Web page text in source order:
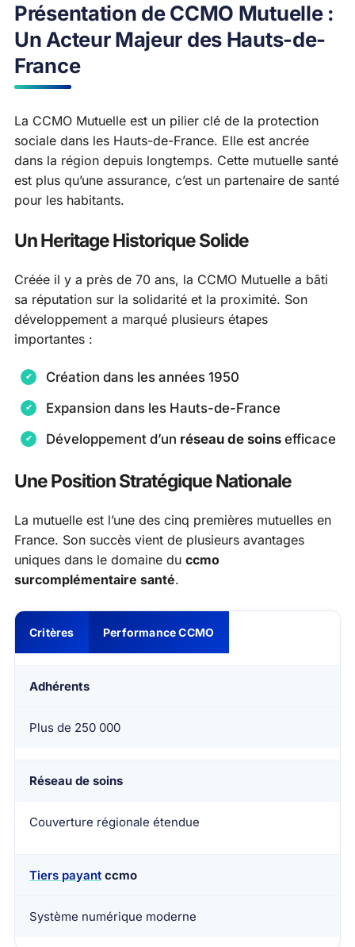
Présentation de CCMO Mutuelle :
Un Acteur Majeur des Hauts-de-
France
La CCMO Mutuelle est un pilier clé de la protection
sociale dans les Hauts-de-France. Elle est ancrée
dans la région depuis longtemps. Cette mutuelle santé
est plus qu’une assurance, c’est un partenaire de santé
pour les habitants.
Un Heritage Historique Solide
Créée il y a près de 70 ans, la CCMO Mutuelle a bâti
sa réputation sur la solidarité et la proximité. Son
développement a marqué plusieurs étapes
importantes :
Création dans les années 1950
Expansion dans les Hauts-de-France
Développement d’un réseau de soins efficace
Une Position Stratégique Nationale
La mutuelle est l’une des cinq premières mutuelles en
France. Son succès vient de plusieurs avantages
uniques dans le domaine du ccmo
surcomplémentaire santé.
Critères Performance CCMO
Adhérents
Plus de 250 000
Réseau de soins
Couverture régionale étendue
Tiers payant ccmo
Système numérique moderne